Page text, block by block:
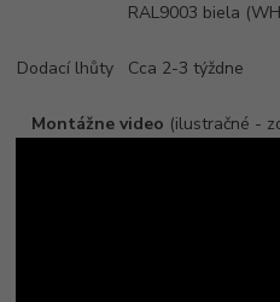
RAL9003 biela
Dodací lhůty Cca 2-3 týždne
Montážne video (ilustračné -